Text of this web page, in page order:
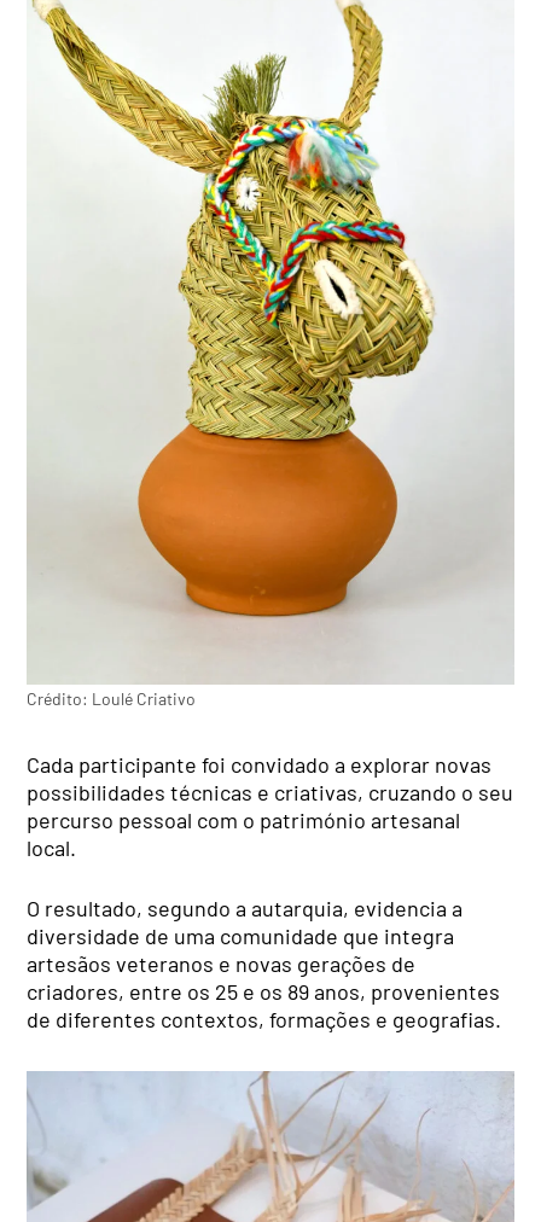
Crédito: Loulé Criativo
Cada participante foi convidado a explorar novas
possibilidades técnicas e criativas, cruzando o seu
percurso pessoal com o património artesanal
local.
O resultado, segundo a autarquia, evidencia a
diversidade de uma comunidade que integra
artesãos veteranos e novas gerações de
criadores, entre os 25 e os 89 anos, provenientes
de diferentes contextos, formações e geografias.